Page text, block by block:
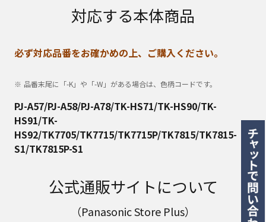
対応する本体商品
必ず対応品番をお確かめの上、ご購入ください。
品番末尾に「-K」や「-W」がある場合は、色柄コードです。
PJ-A57/PJ-A58/PJ-A78/TK-HS71/TK-HS90/TK-
HS91/TK-
HS92/TK7705/TK7715/TK7715P/TK7815/TK7815-
S1/TK7815P-S1
公式通販サイトについて
（Panasonic Store Plus）